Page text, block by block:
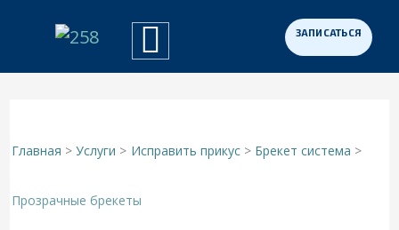
Главная Услуги Исправить прикус Брекет система
Прозрачные брекеты